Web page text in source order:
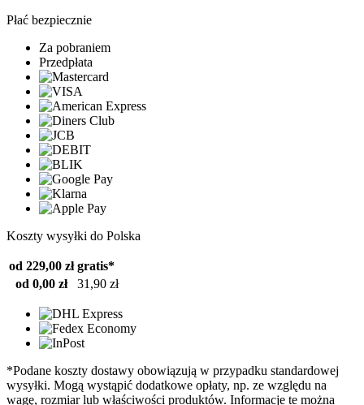
Płać bezpiecznie
Za pobraniem
Przedpłata
Koszty wysyłki do Polska
od 229,00 zł gratis*
od 0,00 zł
31,90 zł
*Podane koszty dostawy obowiązują w przypadku standardowej
wysyłki. Mogą wystąpić dodatkowe opłaty, np. ze względu na
wagę, rozmiar lub właściwości produktów. Informacje te można